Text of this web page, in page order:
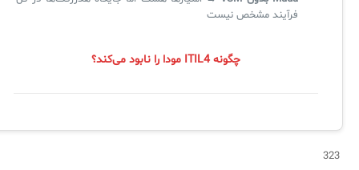
فرآیند مشخص نیست
چگونه ITIL4 مودا را نابود می‌کند؟
323